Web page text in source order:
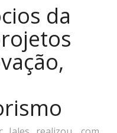
da